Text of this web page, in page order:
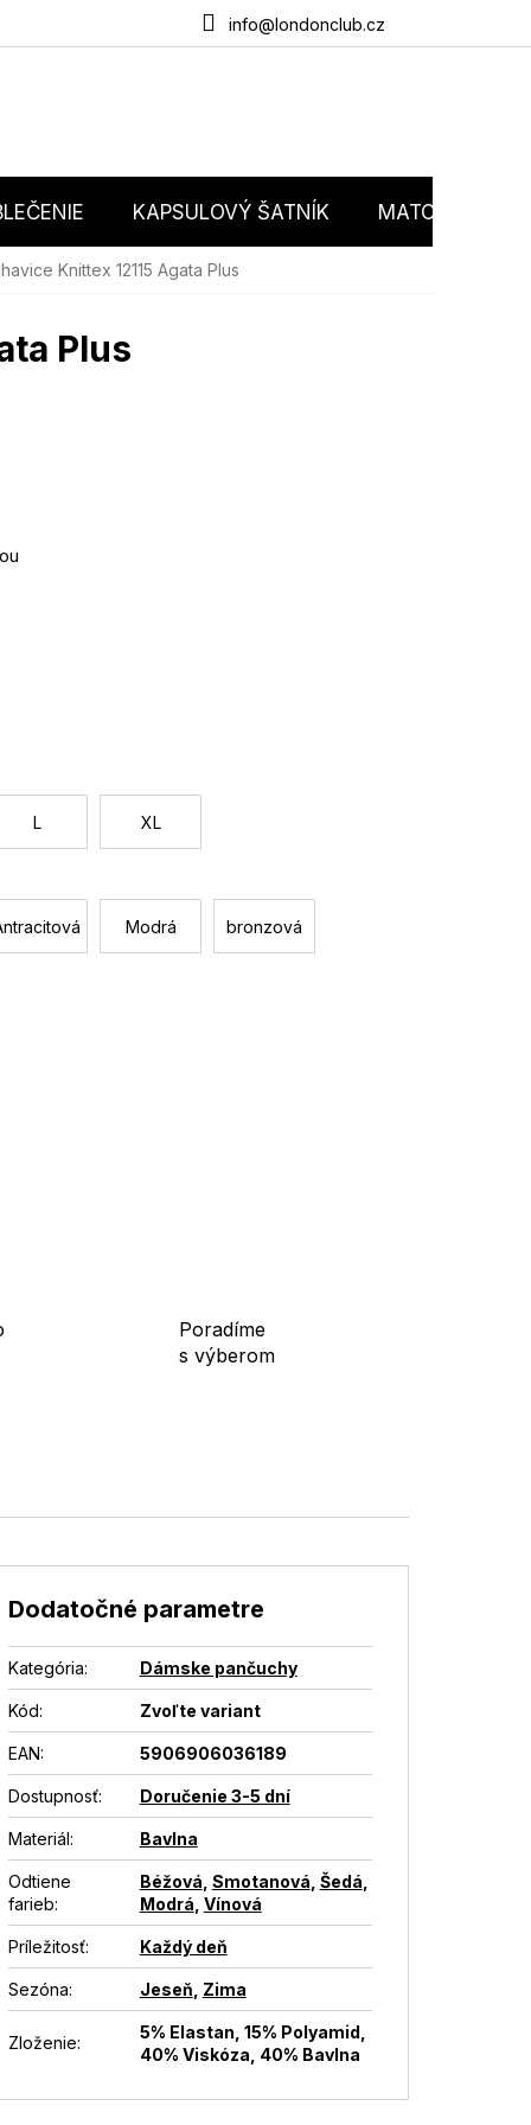
info@londonclub.cz
Obchodné podmienky Podmienky ochrany
KAPSULOVÝ ŠATNÍK MATCHY
Knittex 12115 Agata Plus
Plus
L XL
Modrá bronzová
Poradíme
s výberom
Dodatočné parametre
Kategória: Dámske pančuchy
Kód: Zvoľte variant
EAN: 5906906036189
Dostupnosť: Doručenie 3-5 dní
Materiál: Bavlna
Odtiene
farieb:
Béžová Smotanová Šedá
Modrá Vínová
Príležitosť: Každý deň
Sezóna: Jeseň Zima
Zloženie:
5% Elastan, 15% Polyamid,
40% Viskóza, 40% Bavlna